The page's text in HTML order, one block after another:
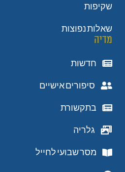
שקיפות
שאלות נפוצות
מדיה
חדשות
סיפורים אישיים
בתקשורת
גלריה
מסר שבועי לחייל